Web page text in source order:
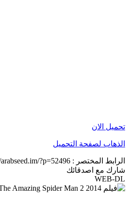
تحميل الان
الذهاب لصفحة التحميل
الرابط المختصر : ?p=52496
شارك مع اصدقائك
WEB-DL